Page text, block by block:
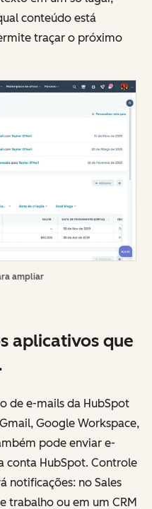
conteúdo está
traçar o próximo
ampliar
aplicativos que
de e-mails da HubSpot
Google Workspace,
pode enviar e-
conta HubSpot. Controle
notificações: no Sales
trabalho ou em um CRM